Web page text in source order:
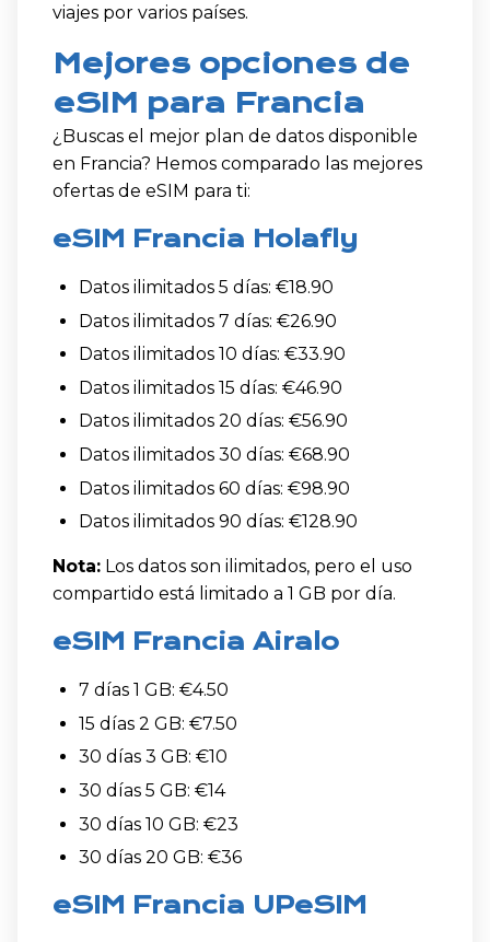
viajes por varios países.
Mejores opciones de
eSIM para Francia
¿Buscas el mejor plan de datos disponible
en Francia? Hemos comparado las mejores
ofertas de eSIM para ti:
eSIM Francia Holafly
Datos ilimitados 5 días: €18.90
Datos ilimitados 7 días: €26.90
Datos ilimitados 10 días: €33.90
Datos ilimitados 15 días: €46.90
Datos ilimitados 20 días: €56.90
Datos ilimitados 30 días: €68.90
Datos ilimitados 60 días: €98.90
Datos ilimitados 90 días: €128.90
Nota: Los datos son ilimitados, pero el uso
compartido está limitado a 1 GB por día.
eSIM Francia Airalo
7 días 1 GB: €4.50
15 días 2 GB: €7.50
30 días 3 GB: €10
30 días 5 GB: €14
30 días 10 GB: €23
30 días 20 GB: €36
eSIM Francia UPeSIM